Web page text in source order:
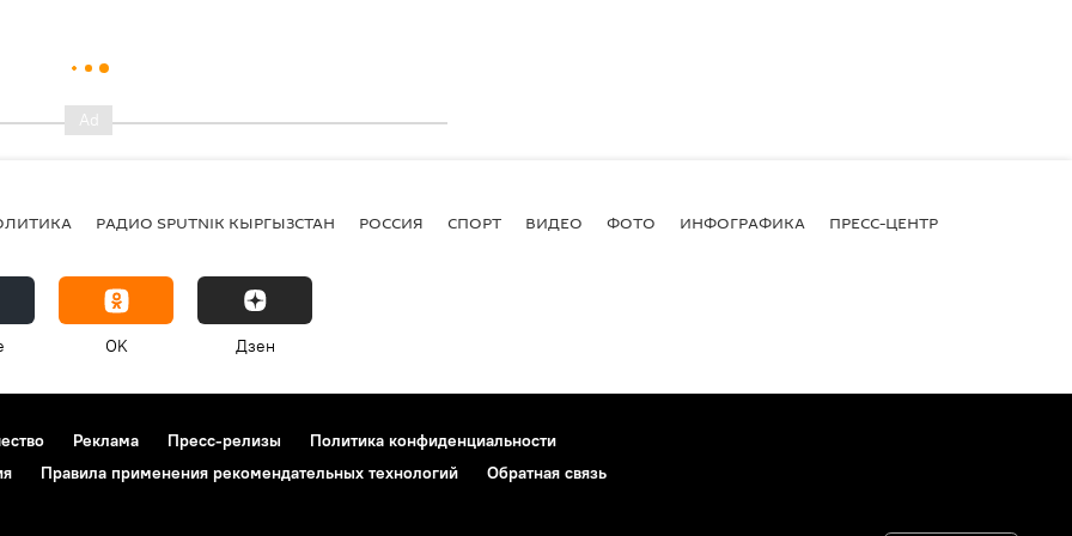
РАДИО SPUTNIK КЫРГЫЗСТАН РОССИЯ СПОРТ ВИДЕО ФОТО ИНФОГРАФИКА ПРЕСС-ЦЕНТР
OK Дзен
Реклама Пресс-релизы
Политика конфиденциальности
Правила применения рекомендательных технологий Обратная связь